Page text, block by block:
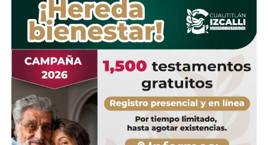
mayor daÃ±opresenta la vialidad, en la
queya no es suficiente su mantenimiento
con un simple bacheo.
RELATED TOPICS:
UP NEXT
Alfredo Del Mazo solucionarÃ¡ desabasto de agua en
Ecatepec